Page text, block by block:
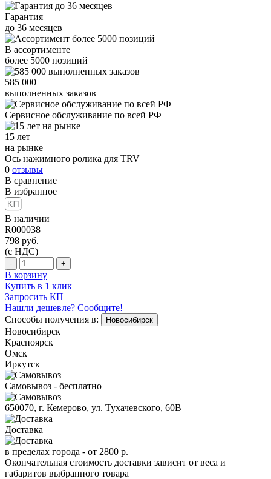
Гарантия
до 36 месяцев
В ассортименте
более 5000 позиций
585 000
выполненных заказов
Сервисное обслуживание по всей РФ
15 лет
на рынке
Ось нажимного ролика для TRV
0 отзывы
В сравнение
В избранное
В наличии
R000038
798 руб.
(с НДС)
- +
В корзину
Купить в 1 клик
Запросить КП
Нашли дешевле? Сообщите!
Способы получения в:
Новосибирск
Новосибирск
Красноярск
Омск
Иркутск
Самовывоз - бесплатно
650070, г. Кемерово, ул. Тухачевского, 60В
Доставка
в пределах города - от 2800 р.
Окончательная стоимость доставки зависит от веса и
габаритов выбранного товара